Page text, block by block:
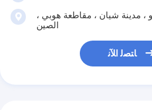
، مدينة شيان ، مقاطعة هوبي ،
الصين
ﺎﺘﺼﻟ ﺍﻶﻧ